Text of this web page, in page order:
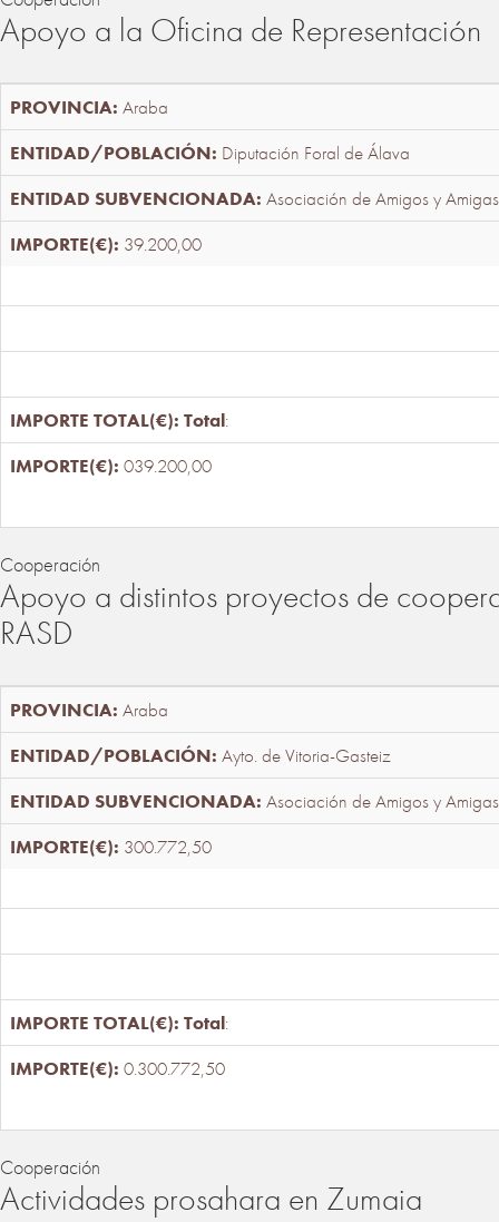
Apoyo a la Oficina de Representación
Araba
Diputación Foral de Álava
Asociación de Amigos y
39.200,00
Total:
039.200,00
Cooperación
Apoyo a distintos proyectos de
RASD
Araba
Ayto. de Vitoria-Gasteiz
Asociación de Amigos y
300.772,50
Total:
0.300.772,50
Cooperación
Actividades prosahara en Zumaia